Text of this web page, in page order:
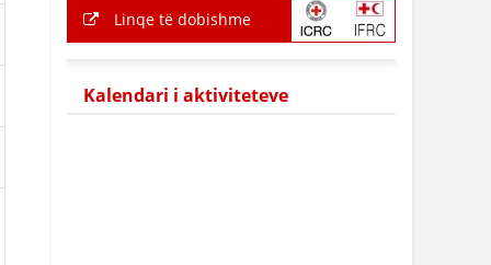
Linqe të dobishme
Kalendari i aktiviteteve